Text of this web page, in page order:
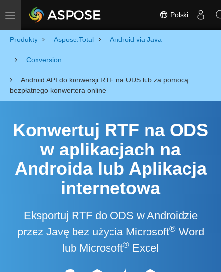
Toggle navigation Polski
Produkty Aspose.Total Android via Java
Conversion
Android API do konwersji RTF na ODS lub za pomocą
bezpłatnego konwertera online
Konwertuj RTF na ODS
w aplikacjach na
Androida lub Aplikacja
internetowa
Eksportuj RTF do ODS w Androidzie
przez Javę bez użycia Microsoft®Word
lub Microsoft® Excel